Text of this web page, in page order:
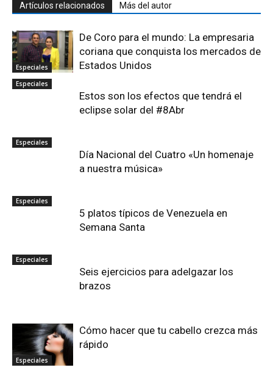
Artículos relacionados Más del autor
Especiales
De Coro para el mundo: La empresaria
coriana que conquista los mercados de
Estados Unidos
Especiales
Estos son los efectos que tendrá el
eclipse solar del #8Abr
Especiales
Día Nacional del Cuatro «Un homenaje
a nuestra música»
Especiales
5 platos típicos de Venezuela en
Semana Santa
Especiales
Seis ejercicios para adelgazar los
brazos
Especiales
Cómo hacer que tu cabello crezca más
rápido